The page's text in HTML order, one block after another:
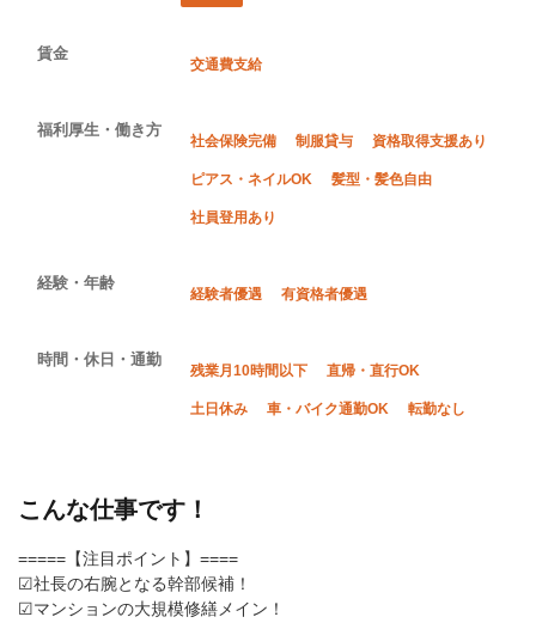
賃金
交通費支給
福利厚生・働き方
社会保険完備 制服貸与 資格取得支援あり
ピアス・ネイルOK 髪型・髪色自由
社員登用あり
経験・年齢
経験者優遇 有資格者優遇
時間・休日・通勤
残業月10時間以下 直帰・直行OK
土日休み 車・バイク通勤OK 転勤なし
こんな仕事です！
=====【注目ポイント】====
☑社長の右腕となる幹部候補！
☑マンションの大規模修繕メイン！